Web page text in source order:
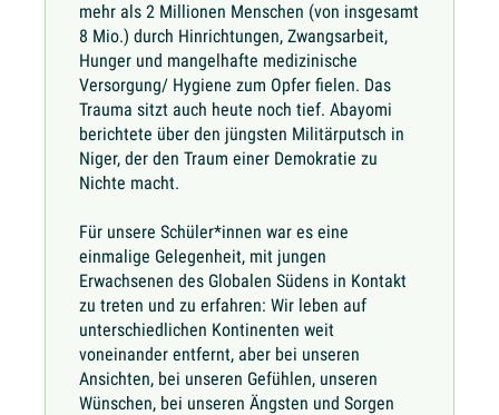
mehr als 2 Millionen Menschen (von insgesamt
8 Mio.) durch Hinrichtungen, Zwangsarbeit,
Hunger und mangelhafte medizinische
Versorgung/ Hygiene zum Opfer fielen. Das
Trauma sitzt auch heute noch tief. Abayomi
berichtete über den jüngsten Militärputsch in
Niger, der den Traum einer Demokratie zu
Nichte macht.
Für unsere Schüler*innen war es eine
einmalige Gelegenheit, mit jungen
Erwachsenen des Globalen Südens in Kontakt
zu treten und zu erfahren: Wir leben auf
unterschiedlichen Kontinenten weit
voneinander entfernt, aber bei unseren
Ansichten, bei unseren Gefühlen, unseren
Wünschen, bei unseren Ängsten und Sorgen